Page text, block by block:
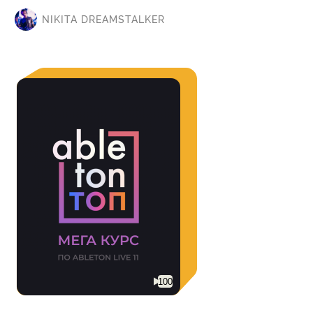
узнаешь как избежать кучи
ошибок новичков и даже с нуля
сделать сбалансированное
NIKITA DREAMSTALKER
100